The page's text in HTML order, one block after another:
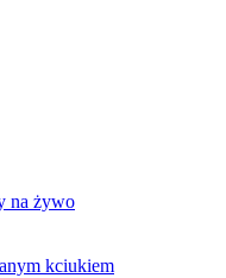
na żywo
kciukiem